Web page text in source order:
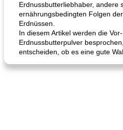
Erdnussbutterliebhaber, andere
ernährungsbedingten Folgen
Erdnüssen.
In diesem Artikel werden die
Erdnussbutterpulver
entscheiden, ob es eine gute